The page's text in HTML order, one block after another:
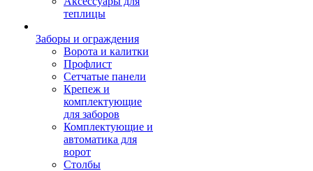
теплицы
Заборы и ограждения
Ворота и калитки
Профлист
Сетчатые панели
Крепеж и
комплектующие
для заборов
Комплектующие и
автоматика для
ворот
Столбы